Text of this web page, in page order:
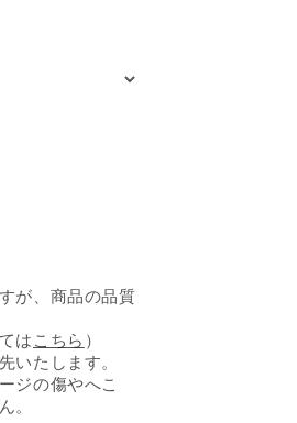
が、商品の品質
は こちら ）
いたします。
ジの傷やへこ
。